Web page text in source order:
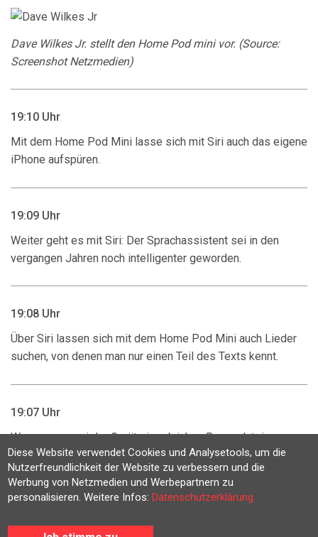
Dave Wilkes Jr. stellt den Home Pod mini vor. (Source:
Screenshot Netzmedien)
19:10 Uhr
Mit dem Home Pod Mini lasse sich mit Siri auch das eigene
iPhone aufspüren.
19:09 Uhr
Weiter geht es mit Siri: Der Sprachassistent sei in den
vergangen Jahren noch intelligenter geworden.
19:08 Uhr
Über Siri lassen sich mit dem Home Pod Mini auch Lieder
suchen, von denen man nur einen Teil des Texts kennt.
19:07 Uhr
Wenn man zwei der Geräte im gleichen Raum platziere,
werden sie automatisch zu Stereo-Speakern.
Diese Website verwendet Cookies und Analysetools, um die
Nutzerfreundlichkeit der Website zu verbessern und die
Werbung von Netzmedien und Werbepartnern zu
personalisieren. Weitere Infos:Datenschutzerklärung